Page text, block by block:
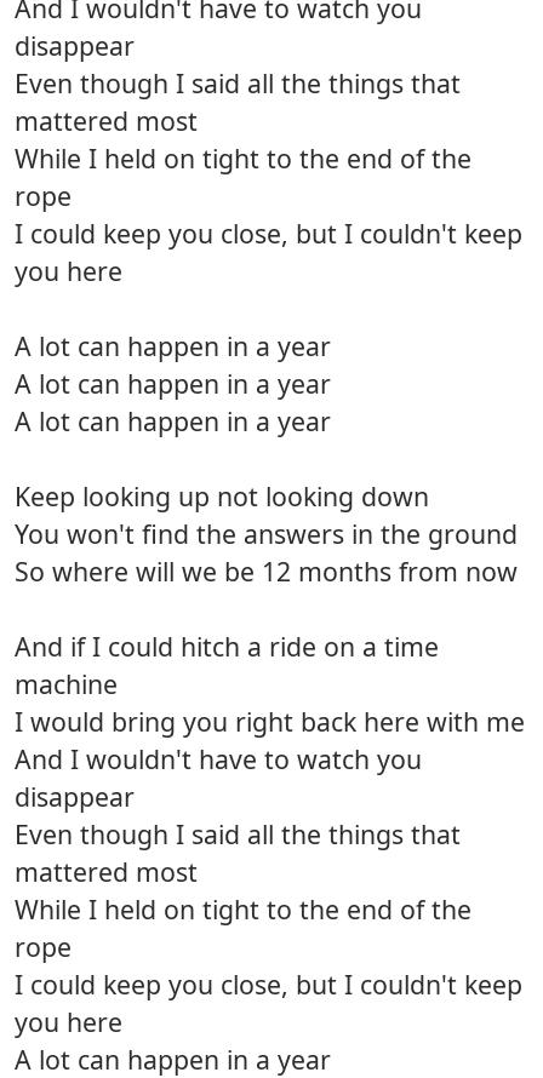
And I wouldn't have to watch you
disappear
Even though I said all the things that
mattered most
While I held on tight to the end of the
rope
I could keep you close, but I couldn't keep
you here
A lot can happen in a year
A lot can happen in a year
A lot can happen in a year
Keep looking up not looking down
You won't find the answers in the ground
So where will we be 12 months from now
And if I could hitch a ride on a time
machine
I would bring you right back here with me
And I wouldn't have to watch you
disappear
Even though I said all the things that
mattered most
While I held on tight to the end of the
rope
I could keep you close, but I couldn't keep
you here
A lot can happen in a year